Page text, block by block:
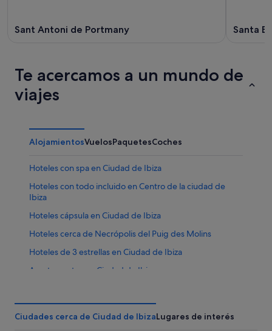
Sant Antoni de Portmany Santa
Te acercamos a un mundo de
viajes
AlojamientosVuelosPaquetesCoches
Hoteles con spa en Ciudad de Ibiza
Hoteles con todo incluido en Centro de la ciudad de
Ibiza
Hoteles cápsula en Ciudad de Ibiza
Hoteles cerca de Necrópolis del Puig des Molins
Hoteles de 3 estrellas en Ciudad de Ibiza
Apartamentos en Ciudad de Ibiza
Hoteles LGTBQIA en Centro de la ciudad de Ibiza
Hoteles boutique en Ciudad de Ibiza
Ciudades cerca de Ciudad de IbizaLugares de interés